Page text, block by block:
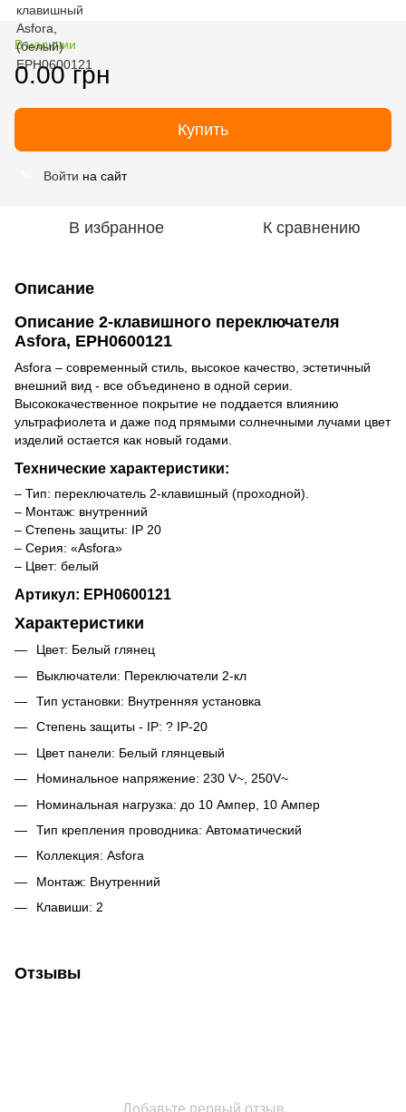
В наличии
0.00 грн
Купить
Войти на сайт
В избранное К сравнению
Описание
Описание 2-клавишного переключателя
Asfora, EPH0600121
Asfora – cовременный стиль, высокое качество, эстетичный
внешний вид - все объединено в одной серии.
Высококачественное покрытие не поддается влиянию
ультрафиолета и даже под прямыми солнечными лучами цвет
изделий остается как новый годами.
Технические характеристики:
– Тип: переключатель 2-клавишный (проходной).
– Монтаж: внутренний
– Степень защиты: IP 20
– Серия: «Asfora»
– Цвет: белый
Артикул: EPH0600121
Характеристики
Цвет: Белый глянец
Выключатели: Переключатели 2-кл
Тип установки: Внутренняя установка
Степень защиты - IP: ? IP-20
Цвет панели: Белый глянцевый
Номинальное напряжение: 230 V~, 250V~
Номинальная нагрузка: до 10 Ампер, 10 Ампер
Тип крепления проводника: Автоматический
Коллекция: Asfora
Монтаж: Внутренний
Клавиши: 2
Отзывы
Добавьте первый отзыв